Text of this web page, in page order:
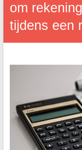
om
tijdens een